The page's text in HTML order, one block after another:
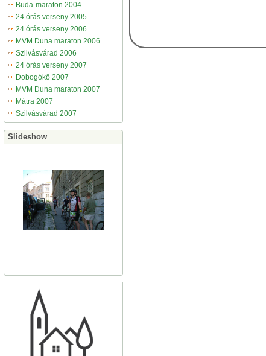
Buda-maraton 2004
24 órás verseny 2005
24 órás verseny 2006
MVM Duna maraton 2006
Szilvásvárad 2006
24 órás verseny 2007
Dobogókő 2007
MVM Duna maraton 2007
Mátra 2007
Szilvásvárad 2007
Slideshow